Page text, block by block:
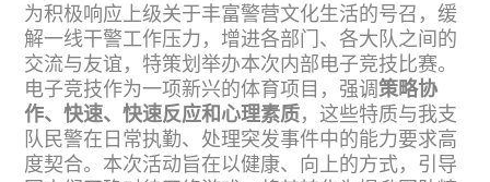
为积极响应上级关于丰富警营文化生活的号召，缓
解一线干警工作压力，增进各部门、各大队之间的
交流与友谊，特策划举办本次内部电子竞技比赛。
电子竞技作为一项新兴的体育项目，强调策略协
作、快速、快速反应和心理素质，这些特质与我支
队民警在日常执勤、处理突发事件中的能力要求高
度契合。本次活动旨在以健康、向上的方式，引导